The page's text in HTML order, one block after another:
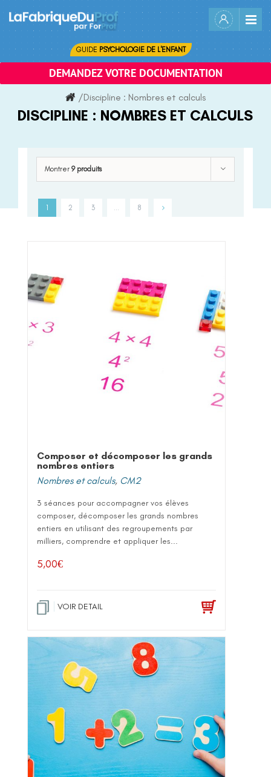
content
GUIDE PSYCHOLOGIE DE L'ENFANT
DEMANDEZ VOTRE DOCUMENTATION
/Discipline : Nombres et calculs
DISCIPLINE : NOMBRES ET CALCULS
Montrer 9 produits
1 2 3 8
Composer et décomposer les grands
nombres entiers
Nombres et calculs, CM2
3 séances pour accompagner vos élèves
composer, décomposer les grands nombres
entiers en utilisant des regroupements par
milliers, comprendre et appliquer les...
5,00€
VOIR DETAIL